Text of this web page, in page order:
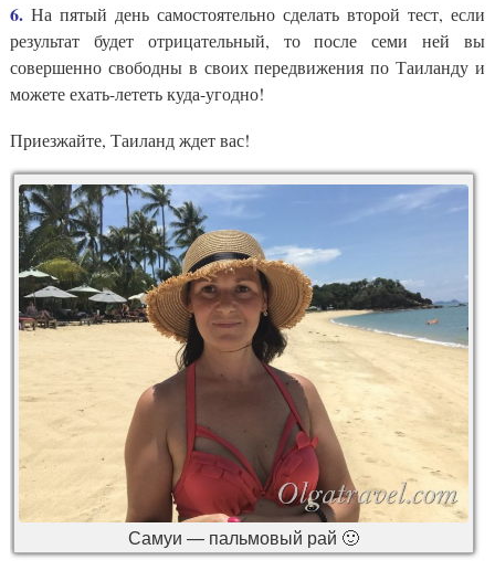
6. На пятый день самостоятельно сделать второй тест, если
результат будет отрицательный, то после семи ней вы
совершенно свободны в своих передвижения по Таиланду и
можете ехать-лететь куда-угодно!
Приезжайте, Таиланд ждет вас!
Самуи — пальмовый рай 🙂